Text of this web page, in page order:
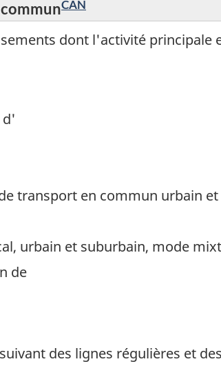
CAN
dont l'activité
d'
transport en commun urbain
urbain et suburbain, mode
de
des lignes régulières et